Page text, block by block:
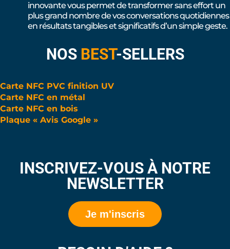
innovante vous permet de transformer sans effort un
plus grand nombre de vos conversations quotidiennes
en résultats tangibles et significatifs d’un simple geste.
NOS BEST-SELLERS
Carte NFC PVC finition UV
Carte NFC en métal
Carte NFC en bois
Plaque « Avis Google »
INSCRIVEZ-VOUS À NOTRE
NEWSLETTER
Je m'inscris